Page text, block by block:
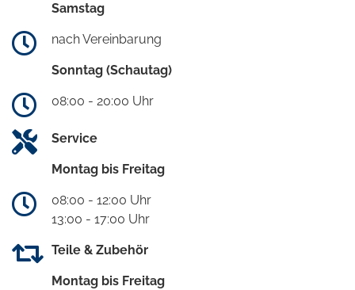
Samstag
nach Vereinbarung
Sonntag (Schautag)
08:00 - 20:00 Uhr
Service
Montag bis Freitag
08:00 - 12:00 Uhr
13:00 - 17:00 Uhr
Teile & Zubehör
Montag bis Freitag